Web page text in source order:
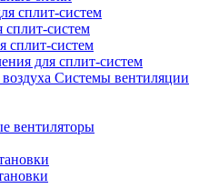
сплит-систем
систем
сплит-систем
для сплит-систем
Системы вентиляции
вентиляторы